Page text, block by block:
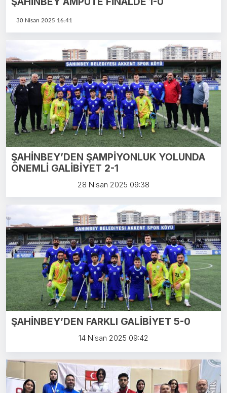
30 Nisan 2025 16:41
ŞAHİNBEY’DEN ŞAMPİYONLUK YOLUNDA
ÖNEMLİ GALİBİYET 2-1
28 Nisan 2025 09:38
ŞAHİNBEY’DEN FARKLI GALİBİYET 5-0
14 Nisan 2025 09:42